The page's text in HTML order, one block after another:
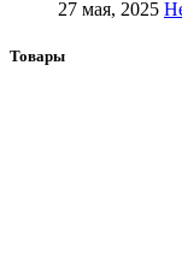
27 мая, 2025
Товары